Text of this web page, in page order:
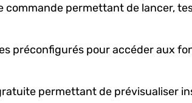
commande permettant de lancer,
préconfigurés pour accéder aux
permettant de prévisualiser